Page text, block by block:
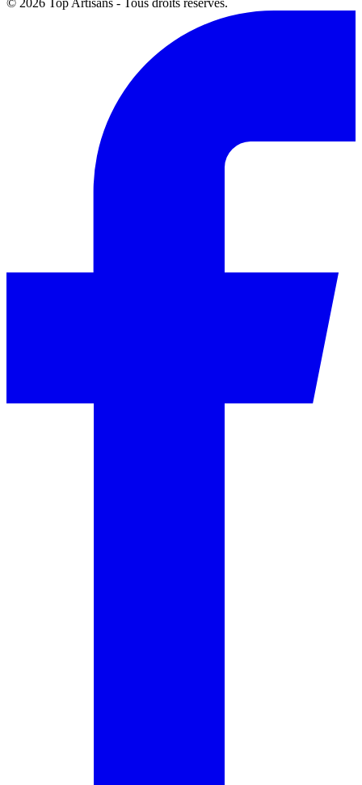
© 2026 Top Artisans - Tous droits réservés.